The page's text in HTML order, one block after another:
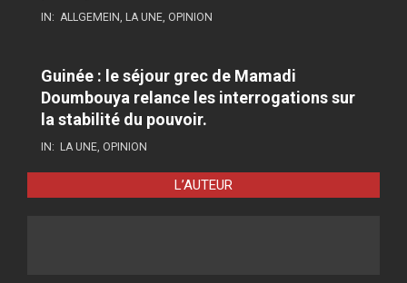
IN: ALLGEMEIN, LA UNE, OPINION
Guinée : le séjour grec de Mamadi
Doumbouya relance les interrogations sur
la stabilité du pouvoir.
IN: LA UNE, OPINION
L’AUTEUR